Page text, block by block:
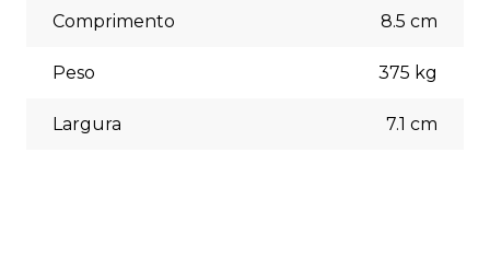
Comprimento 8.5 cm
Peso 375 kg
Largura 7.1 cm